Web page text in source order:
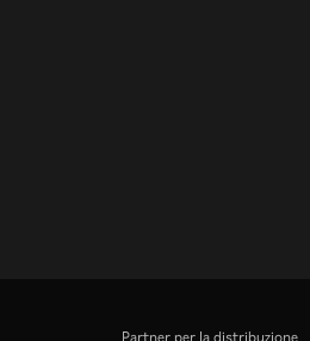
Partner per la distribuzione